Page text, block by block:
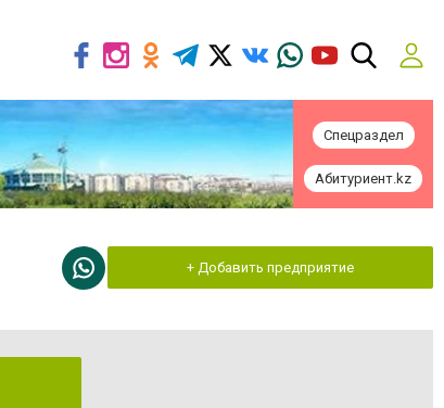
Спецраздел
Абитуриент.kz
+ Добавить предприятие